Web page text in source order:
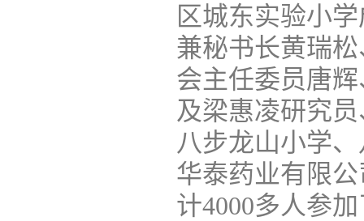
区城东实验小
兼秘书长黄瑞
会主任委员唐
及梁惠凌研究
八步龙山小学
华泰药业有限
计4000多人参